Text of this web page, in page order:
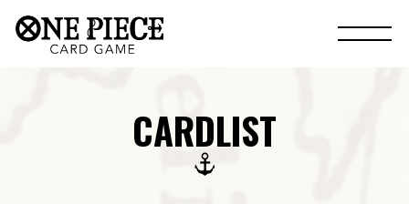
CARDLIST